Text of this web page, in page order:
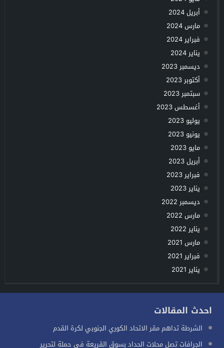
أبريل 2024
مارس 2024
فبراير 2024
يناير 2024
ديسمبر 2023
أكتوبر 2023
سبتمبر 2023
أغسطس 2023
يوليو 2023
يونيو 2023
مايو 2023
أبريل 2023
فبراير 2023
يناير 2023
ديسمبر 2022
مارس 2022
يناير 2022
مارس 2021
فبراير 2021
يناير 2021
احدث المقالات
الشرطة تداهم مقر الاتحاد الكوري الجنوبي لكرة القدم
الجرافات تصل محلات الحداد بسوق القريعة في حملة لتحرير